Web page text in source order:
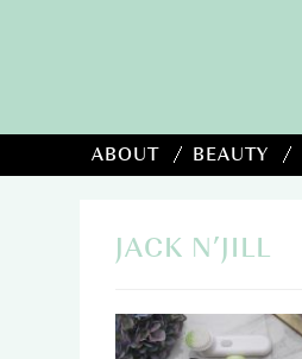
ABOUT BEAUTY
JACK N’JILL